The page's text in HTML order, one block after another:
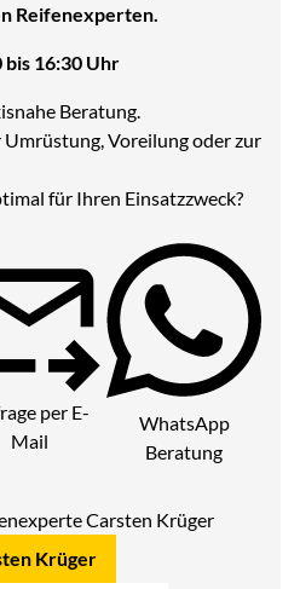
Reifenexperten.
bis 16:30 Uhr
Beratung.
Umrüstung, Voreilung oder zur
für Ihren Einsatzzweck?
per E-
Mail
WhatsApp
Beratung
Krüger